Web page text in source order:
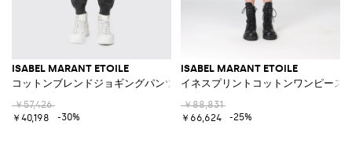
ISABEL MARANT ETOILE
コットンブレンドジョギングパンツ
￥57,426
￥40,198
-30%
ISABEL MARANT ETOILE
イネスプリントコットンワンピース
￥88,831
￥66,624
-25%